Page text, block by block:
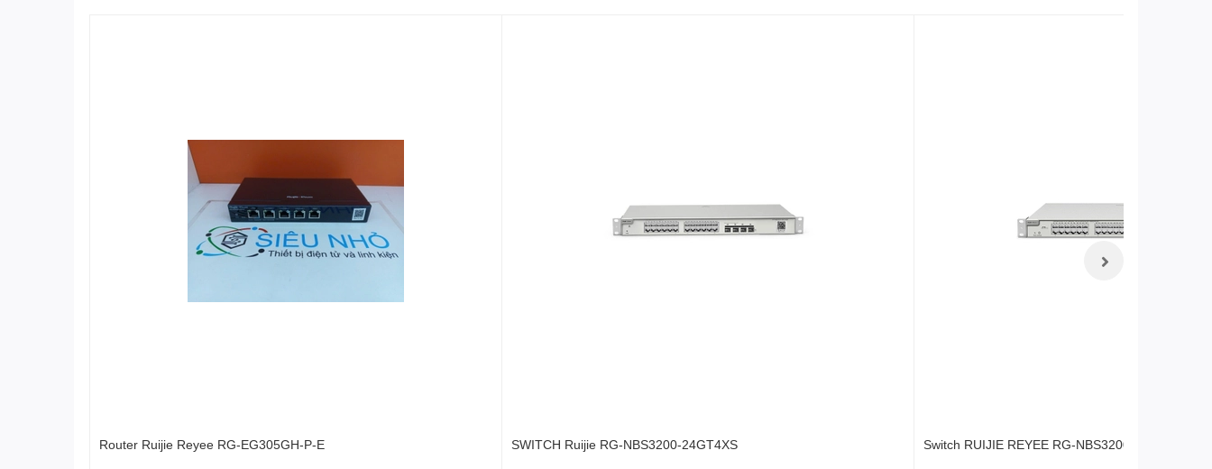
Router Ruijie Reyee RG-EG305GH-P-E SWITCH Ruijie RG-NBS3200-24GT4XS Switch RUIJIE REYEE RG-NBS3200-24GT4XS-P